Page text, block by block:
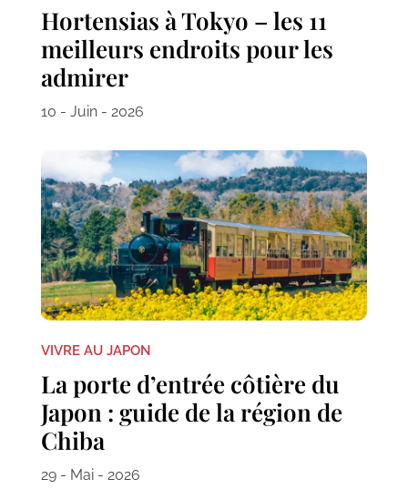
Hortensias à Tokyo – les 11
meilleurs endroits pour les
admirer
10 - Juin - 2026
VIVRE AU JAPON
La porte d’entrée côtière du
Japon : guide de la région de
Chiba
29 - Mai - 2026